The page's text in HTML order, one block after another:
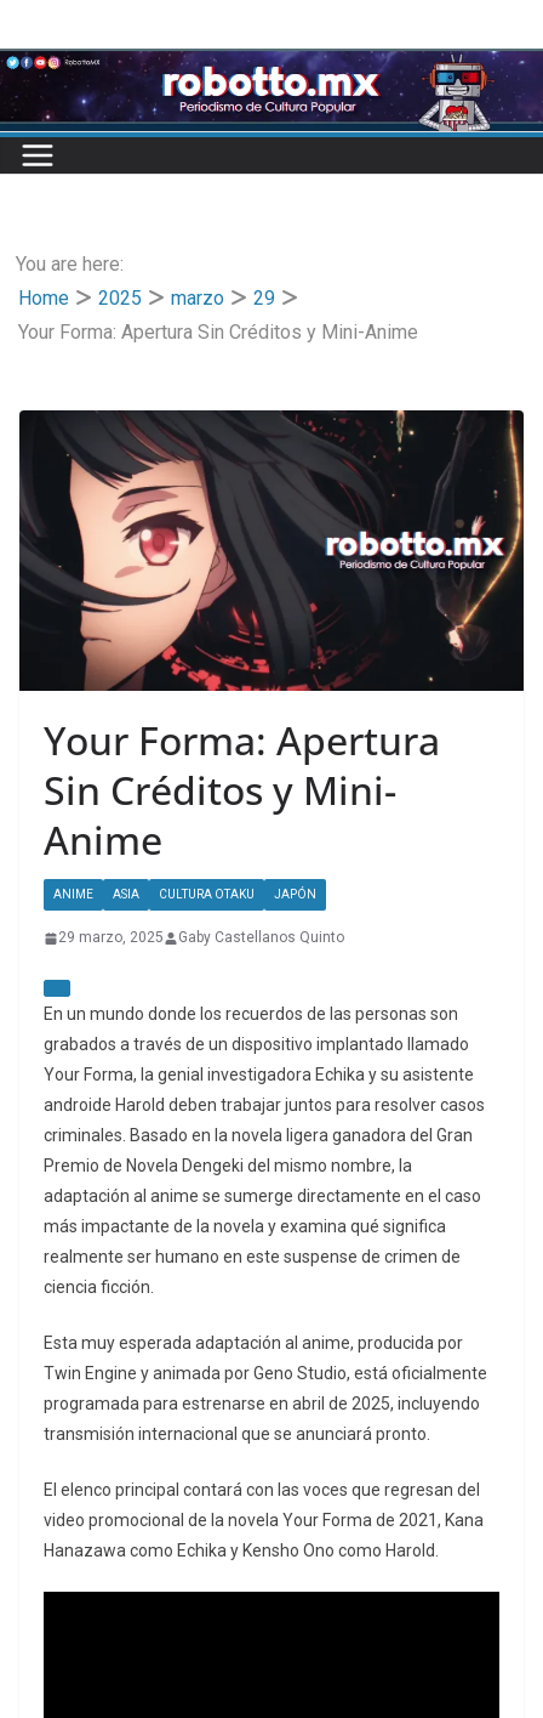
to
content
You are here:
Home
2025 marzo
29
Your Forma: Apertura Sin Créditos y Mini-Anime
Your Forma: Apertura
Sin Créditos y Mini-
Anime
ANIME ASIA CULTURA OTAKU JAPÓN
29 marzo, 2025 Gaby Castellanos Quinto
En un mundo donde los recuerdos de las personas son
grabados a través de un dispositivo implantado llamado
Your Forma, la genial investigadora Echika y su asistente
androide Harold deben trabajar juntos para resolver casos
criminales. Basado en la novela ligera ganadora del Gran
Premio de Novela Dengeki del mismo nombre, la
adaptación al anime se sumerge directamente en el caso
más impactante de la novela y examina qué significa
realmente ser humano en este suspense de crimen de
ciencia ficción.
Esta muy esperada adaptación al anime, producida por
Twin Engine y animada por Geno Studio, está oficialmente
programada para estrenarse en abril de 2025, incluyendo
transmisión internacional que se anunciará pronto.
El elenco principal contará con las voces que regresan del
video promocional de la novela Your Forma de 2021, Kana
Hanazawa como Echika y Kensho Ono como Harold.